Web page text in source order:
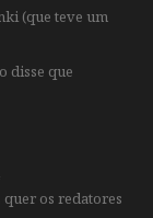
(que teve um
disse que
os redatores